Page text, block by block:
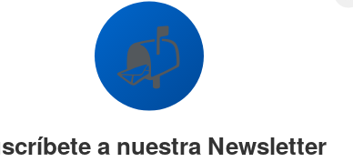
apuesta por el
📬
a nuestra Newsletter